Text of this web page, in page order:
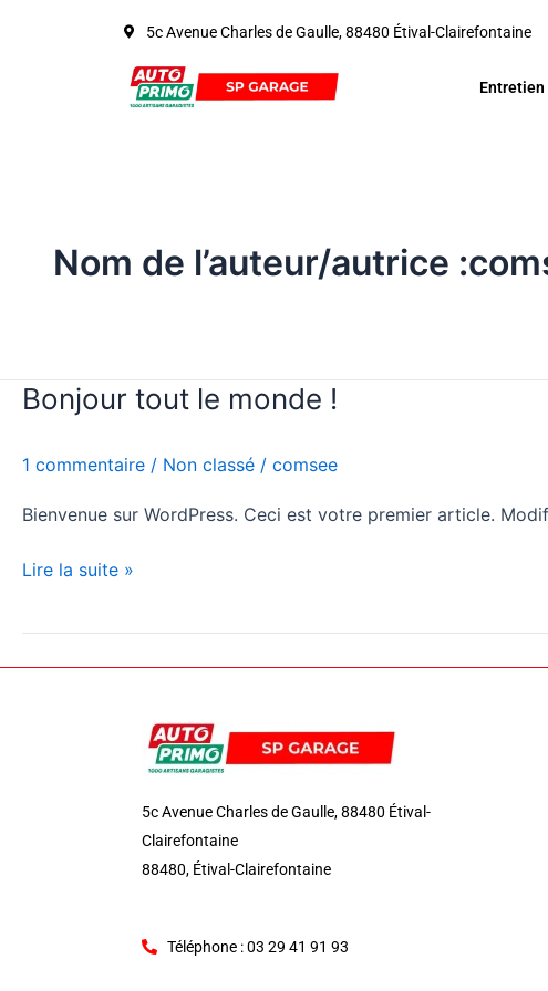
5c Avenue Charles de Gaulle, 88480 Étival-Clairefontaine
Nom de l’auteur/autrice
Bonjour tout le monde !
1 commentaire / Non classé / comsee
Bienvenue sur WordPress. Ceci est votre premier article.
Bonjour
Lire la suite »
5c Avenue Charles de Gaulle, 88480 Étival-
Clairefontaine
88480, Étival-Clairefontaine
Téléphone : 03 29 41 91 93